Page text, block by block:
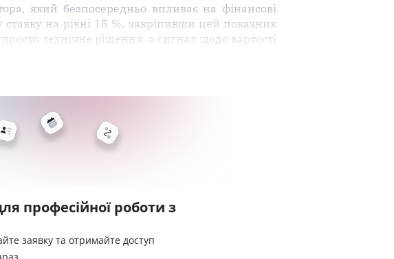
який безпосередньо впливає на фінансові
на рівні 15 %, закріпивши цей показник
технічне рішення, а сигнал щодо вартості
професійної роботи з
заявку та отримайте доступ